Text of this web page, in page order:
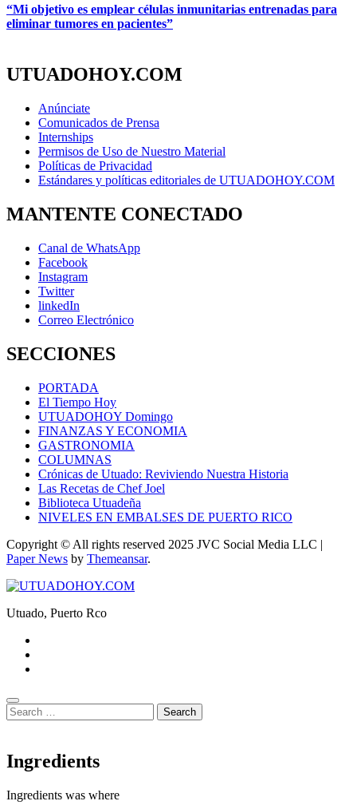
“Mi objetivo es emplear células inmunitarias entrenadas para
eliminar tumores en pacientes”
UTUADOHOY.COM
Anúnciate
Comunicados de Prensa
Internships
Permisos de Uso de Nuestro Material
Políticas de Privacidad
Estándares y políticas editoriales de UTUADOHOY.COM
MANTENTE CONECTADO
Canal de WhatsApp
Facebook
Instagram
Twitter
linkedIn
Correo Electrónico
SECCIONES
PORTADA
El Tiempo Hoy
UTUADOHOY Domingo
FINANZAS Y ECONOMIA
GASTRONOMIA
COLUMNAS
Crónicas de Utuado: Reviviendo Nuestra Historia
Las Recetas de Chef Joel
Biblioteca Utuadeña
NIVELES EN EMBALSES DE PUERTO RICO
Copyright © All rights reserved 2025 JVC Social Media LLC |
Paper News by Themeansar.
Utuado, Puerto Rco
Search
for:
Ingredients
Ingredients was where